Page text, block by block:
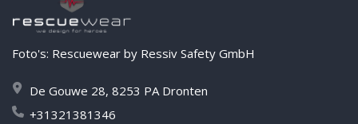
Foto's: Rescuewear by Ressiv Safety GmbH
De Gouwe 28, 8253 PA Dronten
+31321381346